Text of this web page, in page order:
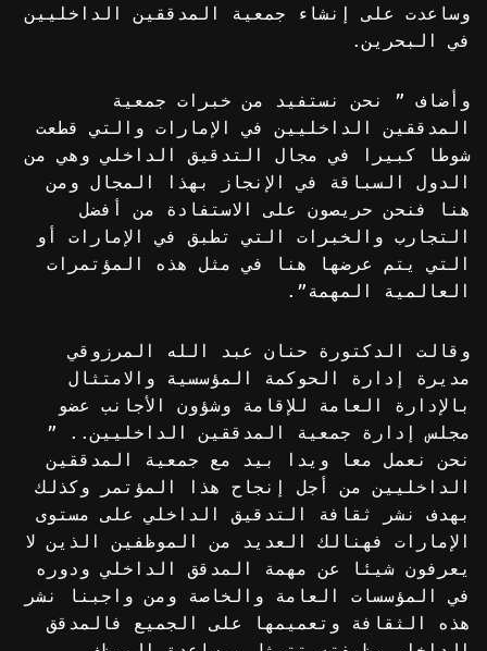
وساعدت على إنشاء جمعية المدققين الداخليين
في البحرين.
وأضاف ” نحن نستفيد من خبرات جمعية
المدققين الداخليين في الإمارات والتي قطعت
شوطا كبيرا في مجال التدقيق الداخلي وهي من
الدول السباقة في الإنجاز بهذا المجال ومن
هنا فنحن حريصون على الاستفادة من أفضل
التجارب والخبرات التي تطبق في الإمارات أو
التي يتم عرضها هنا في مثل هذه المؤتمرات
العالمية المهمة”.
وقالت الدكتورة حنان عبد الله المرزوقي
مديرة إدارة الحوكمة المؤسسية والامتثال
بالإدارة العامة للإقامة وشؤون الأجانب عضو
مجلس إدارة جمعية المدققين الداخليين.. ”
نحن نعمل معا ويدا بيد مع جمعية المدققين
الداخليين من أجل إنجاح هذا المؤتمر وكذلك
بهدف نشر ثقافة التدقيق الداخلي على مستوى
الإمارات فهنالك العديد من الموظفين الذين لا
يعرفون شيئا عن مهمة المدقق الداخلي ودوره
في المؤسسات العامة والخاصة ومن واجبنا نشر
هذه الثقافة وتعميمها على الجميع فالمدقق